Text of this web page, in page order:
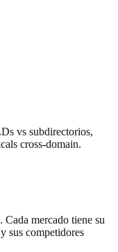
vs subdirectorios,
cross-domain.
mercado tiene su
sus competidores